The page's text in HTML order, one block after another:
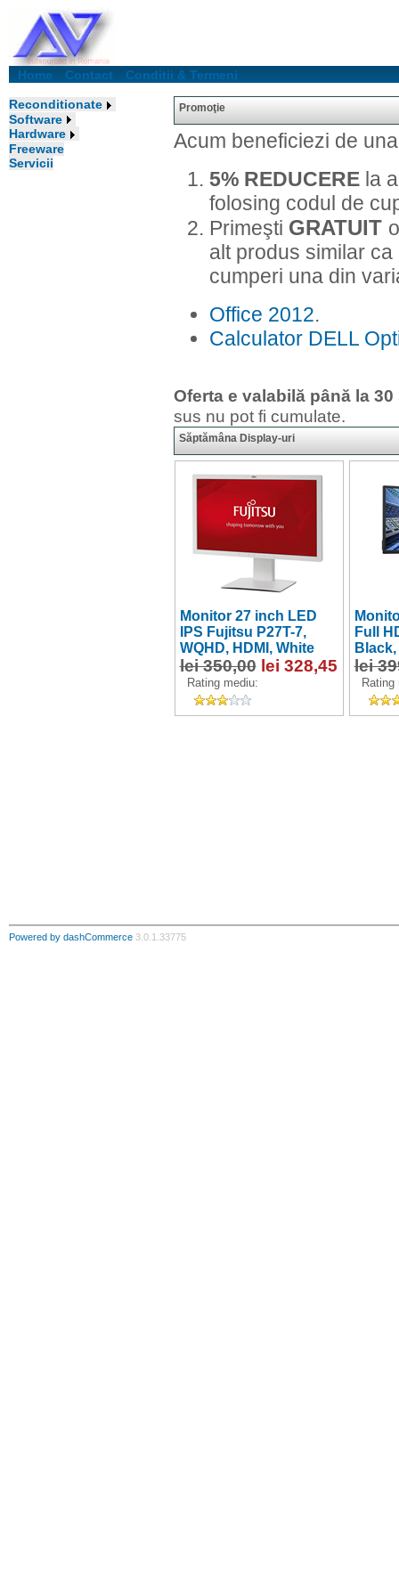
Home Contact Conditii & Termeni
Reconditionate
Software
Hardware
Freeware
Servicii
Promoţie
Acum beneficiezi de
5% REDUCEREla
folosing codul de
Primeşti GRATUIT
alt produs similar
cumperi una din
Office 2012.
Calculator DELL
Oferta e valabilă până la
sus nu pot fi cumulate.
Săptămâna Display-uri
Monitor 27 inch LED
IPS Fujitsu P27T-7,
WQHD, HDMI, White
lei 350,00 lei 328,45
Rating mediu:
Full
lei
Rating
Powered by dashCommerce 3.0.1.33775